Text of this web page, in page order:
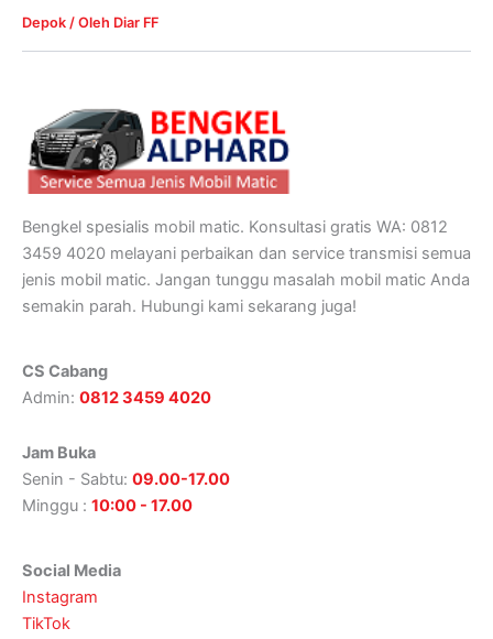
Depok / Oleh Diar FF
Bengkel spesialis mobil matic. Konsultasi gratis WA: 0812
3459 4020 melayani perbaikan dan service transmisi semua
jenis mobil matic. Jangan tunggu masalah mobil matic Anda
semakin parah. Hubungi kami sekarang juga!
CS Cabang
Admin: 0812 3459 4020
Jam Buka
Senin - Sabtu: 09.00-17.00
Minggu : 10:00 - 17.00
Social Media
Instagram
TikTok